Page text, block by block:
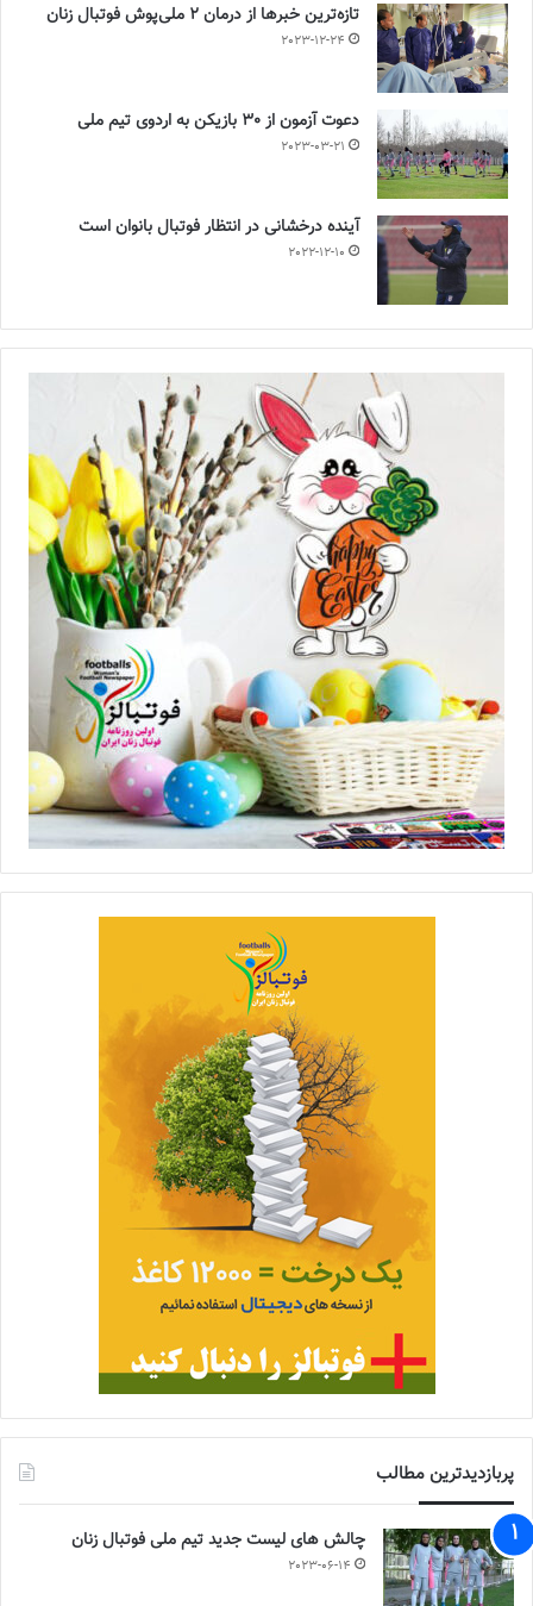
تازه‌ترین خبرها از درمان ۲ ملی‌پوش فوتبال زنان
2023-12-24
دعوت آزمون از 30 بازیکن به اردوی تیم ملی
2023-03-21
آینده درخشانی در انتظار فوتبال بانوان است
2022-12-10
پربازدیدترین مطالب
چالش هاى ليست جدید تيم ملى فوتبال زنان
2023-06-14